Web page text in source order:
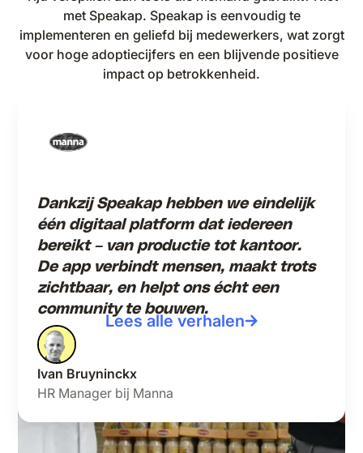
met Speakap. Speakap is eenvoudig te
implementeren en geliefd bij medewerkers, wat zorgt
voor hoge adoptiecijfers en een blijvende positieve
impact op betrokkenheid.
Dankzij Speakap hebben we eindelijk
één digitaal platform dat iedereen
bereikt – van productie tot kantoor.
De app verbindt mensen, maakt trots
zichtbaar, en helpt ons écht een
community te bouwen.
Ivan Bruyninckx
HR Manager bij Manna
Lees alle verhalen